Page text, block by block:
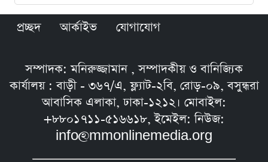
প্রচ্ছদ আর্কাইভ যোগাযোগ
সম্পাদক: মনিরুজ্জামান , সম্পাদকীয় ও বানিজ্যিক
কার্যালয় : বাড়ী - ৩৬৭/এ, ফ্ল্যাট-২বি, রোড়-০৯, বসুন্ধরা
আবাসিক এলাকা, ঢাকা-১২১২। মোবাইল:
+৮৮০১৭১১-৫১৬৬১৮, ইমেইল: নিউজ:
info@mmonlinemedia.org